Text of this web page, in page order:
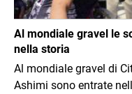
Al mondiale gravel le
nella storia
Al mondiale gravel di
Ashimi sono entrate